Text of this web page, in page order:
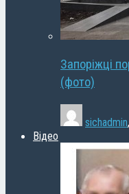
Запоріжці
(фото)
sichadmin,
Відео